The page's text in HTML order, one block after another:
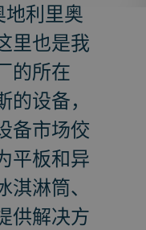
地利里奥
里也是我
的所在
设备，
备市场佼
平板和异
淋筒、
供解决方